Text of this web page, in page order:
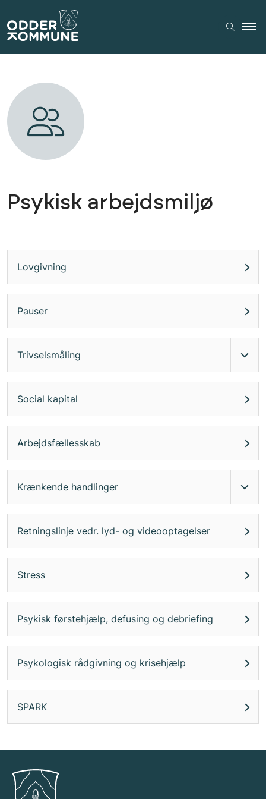
Psykisk arbejdsmiljø
Lovgivning
Pauser
Trivselsmåling
Social kapital
Arbejdsfællesskab
Krænkende handlinger
Retningslinje vedr. lyd- og videooptagelser
Stress
Psykisk førstehjælp, defusing og debriefing
Psykologisk rådgivning og krisehjælp
SPARK